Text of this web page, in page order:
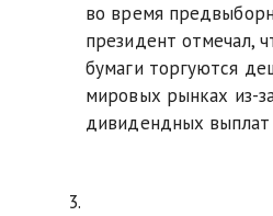
во время
президент отмечал,
бумаги торгуются
мировых рынках из-
дивидендных выплат